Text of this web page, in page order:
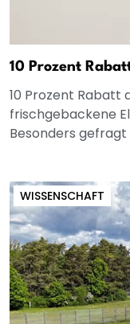
10 Prozent
10 Prozent Rabatt
frischgebackene
Besonders gefragt
WISSENSCHAFT